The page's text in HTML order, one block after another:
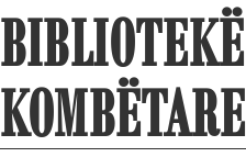
BIBLIOTEKË
KOMBËTARE